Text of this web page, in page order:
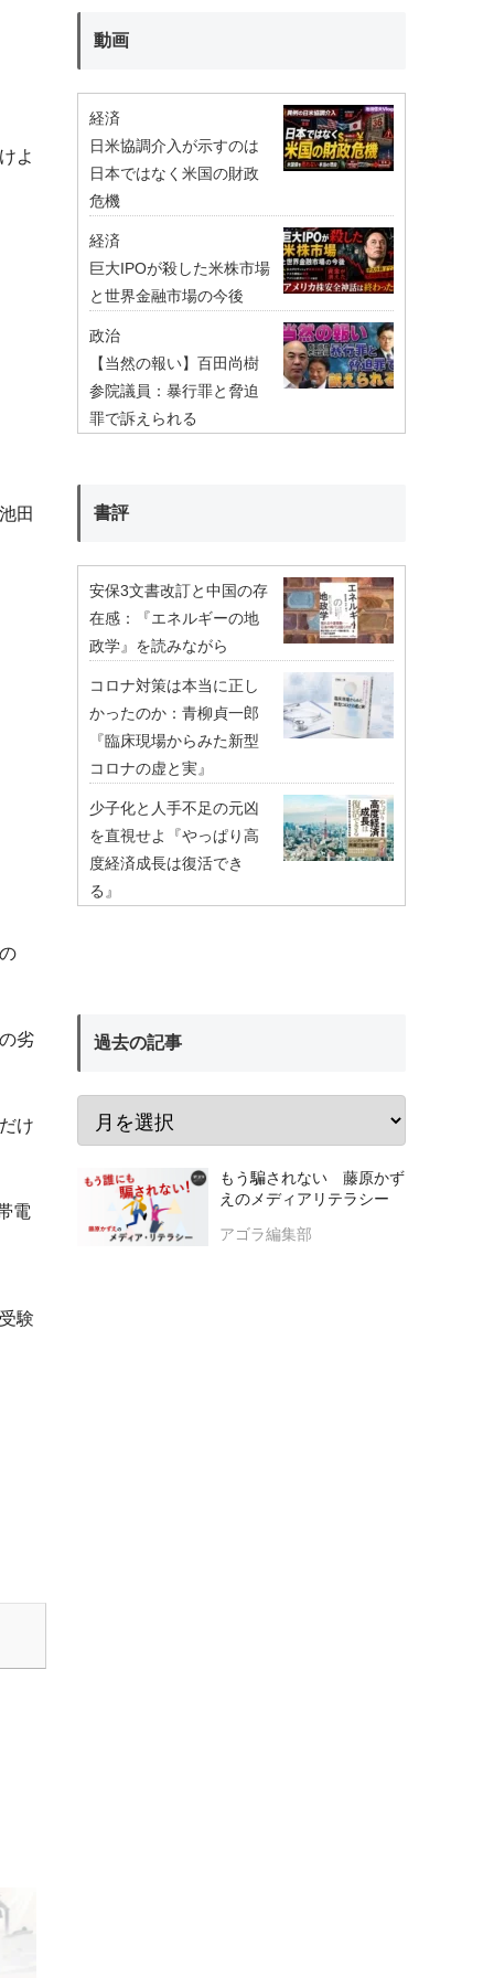
よ
田
劣
け
電
験
動画
経済
日米協調介入が示すのは
日本ではなく米国の財政
危機
経済
巨大IPOが殺した米株市場
と世界金融市場の今後
政治
【当然の報い】百田尚樹
参院議員：暴行罪と脅迫
罪で訴えられる
書評
安保3文書改訂と中国の存
在感：『エネルギーの地
政学』を読みながら
コロナ対策は本当に正し
かったのか：青柳貞一郎
『臨床現場からみた新型
コロナの虚と実』
少子化と人手不足の元凶
を直視せよ『やっぱり高
度経済成長は復活でき
る』
過去の記事
もう騙されない 藤原かず
えのメディアリテラシー
アゴラ編集部